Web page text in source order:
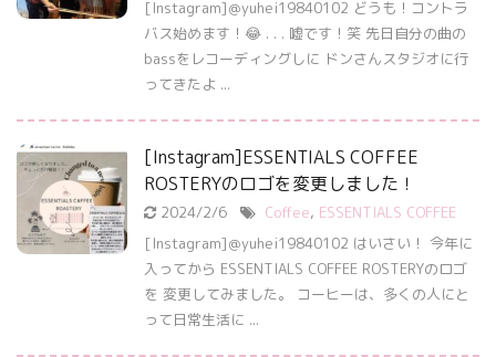
[Instagram]＠yuhei19840102 どうも！コントラ
バス始めます！😂 . . . 嘘です！笑 先日自分の曲の
bassをレコーディングしに ドンさんスタジオに行
ってきたよ ...
[Instagram]ESSENTIALS COFFEE
ROSTERYのロゴを変更しました！
2024/2/6 Coffee, ESSENTIALS COFFEE
[Instagram]＠yuhei19840102 はいさい！ 今年に
入ってから ESSENTIALS COFFEE ROSTERYのロゴ
を 変更してみました。 コーヒーは、多くの人にと
って日常生活に ...